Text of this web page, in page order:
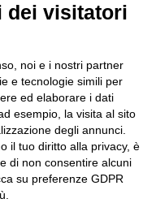
See All
dei visitatori
noi e i nostri partner
e tecnologie simili per
ed elaborare i dati
esempio, la visita al sito
degli annunci.
il tuo diritto alla privacy, è
di non consentire alcuni
su preferenze GDPR